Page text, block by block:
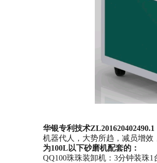
华银专利技术ZL201620402490.1
机器代人，大势所趋，减员增效
为100L以下砂磨机配套的：
QQ100珠珠装卸机：3分钟装珠1